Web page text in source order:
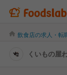
飲食店の求人・転
くいもの屋